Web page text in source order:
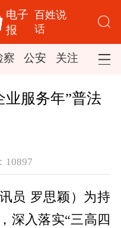
电子
报
百姓说
话
察 公安 关注 司法
业服务年”普法
10897
员 罗思颖）为持
深入落实“三高四